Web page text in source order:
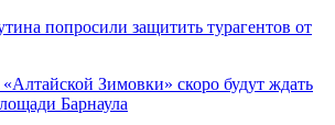
попросили защитить турагентов от
Зимовки» скоро будут ждать
Барнаула